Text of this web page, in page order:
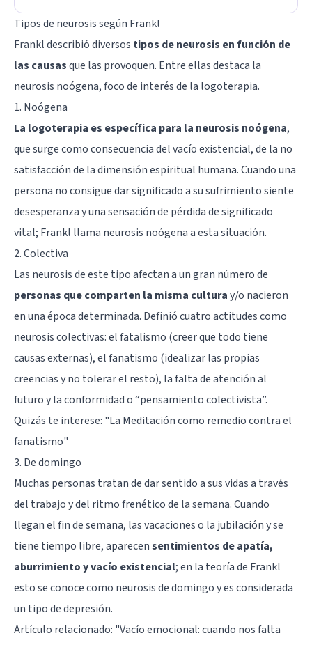
Tipos de neurosis según Frankl
Frankl describió diversos tipos de neurosis en función de
las causasque las provoquen. Entre ellas destaca la
neurosis noógena, foco de interés de la logoterapia.
1. Noógena
La logoterapia es específica para la neurosis noógena,
que surge como consecuencia del vacío existencial, de la no
satisfacción de la dimensión espiritual humana. Cuando una
persona no consigue dar significado a su sufrimiento siente
desesperanza y una sensación de pérdida de significado
vital; Frankl llama neurosis noógena a esta situación.
2. Colectiva
Las neurosis de este tipo afectan a un gran número de
personas que comparten la misma culturay/o nacieron
en una época determinada. Definió cuatro actitudes como
neurosis colectivas: el fatalismo (creer que todo tiene
causas externas), el fanatismo (idealizar las propias
creencias y no tolerar el resto), la falta de atención al
futuro y la conformidad o “pensamiento colectivista”.
Quizás te interese: "La Meditación como remedio contra el
fanatismo"
3. De domingo
Muchas personas tratan de dar sentido a sus vidas a través
del trabajo y del ritmo frenético de la semana. Cuando
llegan el fin de semana, las vacaciones o la jubilación y se
tiene tiempo libre, aparecensentimientos de apatía,
aburrimiento y vacío existencial; en la teoría de Frankl
esto se conoce como neurosis de domingo y es considerada
un tipo de depresión.
Artículo relacionado: "Vacío emocional: cuando nos falta